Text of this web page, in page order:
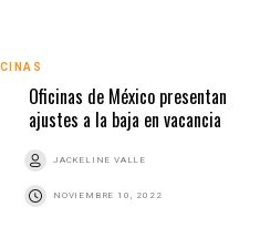
Oficinas de México presentan
ajustes a la baja en vacancia
JACKELINE VALLE
NOVIEMBRE 10, 2022